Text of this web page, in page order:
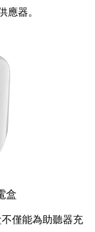
應器。
盒
僅能為助聽器充